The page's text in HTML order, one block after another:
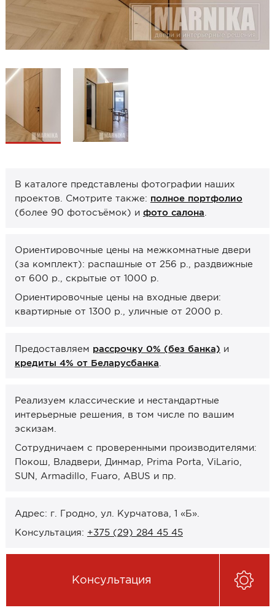
Межкомнатные перегородки
Стеновые панели
Образцы межкомнатные
Фурнитура
Ручки дверные
Завертки, блокады
Системы открывания
Каталоги от производителей
Сервис
Консультация
Замер
Онлайн-формат работы
Рассрочка 0% (без банка)
Кредиты 4% от Беларусбанка
Карты рассрочек
О компании
Сотрудничество
ЗАКАЗАТЬ КОНСУЛЬТАЦИЮ
В каталоге представлены фотографии наших
проектов. Смотрите также: полное портфолио
(более 90 фотосъёмок) и фото салона
Ориентировочные цены на межкомнатные двери
(за комплект): распашные от 256 р., раздвижные
от 600 р., скрытые от 1000 р.
Ориентировочные цены на входные двери:
квартирные от 1300 р., уличные от 2000 р.
Предоставляем рассрочку 0% (без банка) и
кредиты 4% от Беларусбанка
Реализуем классические и нестандартные
интерьерные решения, в том числе по вашим
эскизам.
Сотрудничаем с проверенными производителями:
Покош, Владвери, Динмар, Prima Porta, ViLario,
SUN, Armadillo, Fuaro, ABUS и пр.
Адрес: г. Гродно, ул. Курчатова, 1 «Б».
Консультация: +375 (29) 284 45 45
Консультация